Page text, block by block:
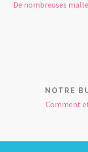
De nombreuses
NOTRE
Comment